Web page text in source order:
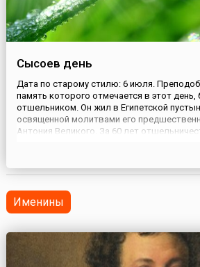
Сысоев день
Дата по старому стилю: 6 июля.
память которого отмечается в этот
отшельником. Он жил в Египетской
освященной молитвами его
Антония Великого. За 60 лет
позволил вернуть к жиз...
Именины